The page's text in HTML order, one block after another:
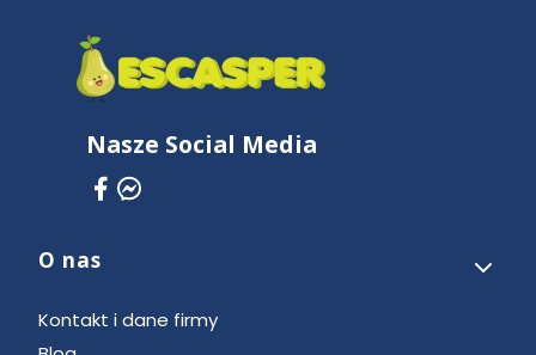
Nasze Social Media
Linki w stopce
O nas
Kontakt i dane firmy